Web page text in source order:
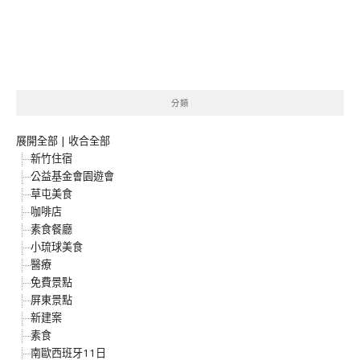
分類
展開全部 | 收合全部
新竹住宿
公益基金會園遊會
草屯美食
咖啡店
素食餐廳
小琉球美食
醫療
免費景點
屏東景點
新建案
素食
南歐西班牙11日